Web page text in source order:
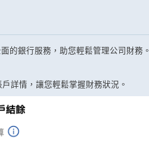
的銀行服務，助您輕鬆管理公司財務。
詳情，讓您輕鬆掌握財務狀況。